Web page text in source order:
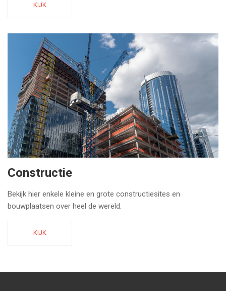
KIJK
Constructie
Bekijk hier enkele kleine en grote constructiesites en
bouwplaatsen over heel de wereld.
KIJK